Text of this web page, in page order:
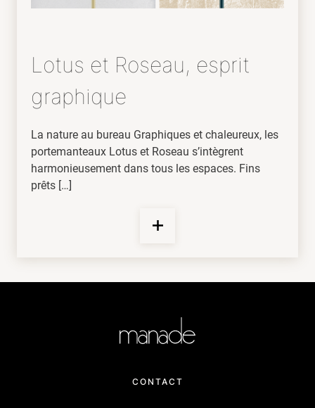
Lotus et Roseau, esprit
graphique
La nature au bureau Graphiques et chaleureux, les
portemanteaux Lotus et Roseau s’intègrent
harmonieusement dans tous les espaces. Fins
prêts […]
CONTACT